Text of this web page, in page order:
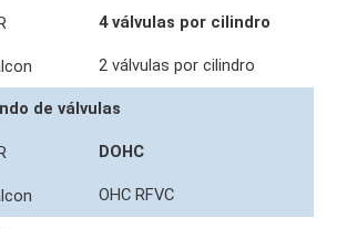
4 válvulas por cilindro
2 válvulas por cilindro
de válvulas
DOHC
OHC RFVC